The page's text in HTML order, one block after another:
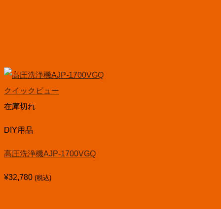
クイックビュー
在庫切れ
DIY用品
高圧洗浄機AJP-1700VGQ
¥32,780 (税込)